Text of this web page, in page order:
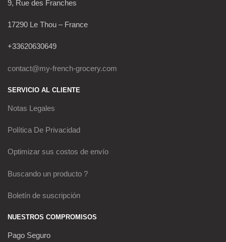
9, Rue des Franches
17290 Le Thou – France
+33620630649
contact@my-french-grocery.com
SERVICIO AL CLIENTE
Notas Legales
Política De Privacidad
Optimizar sus costos de envío
Buscando un producto ?
Boletín de suscripción
NUESTROS COMPROMISOS
Pago Seguro